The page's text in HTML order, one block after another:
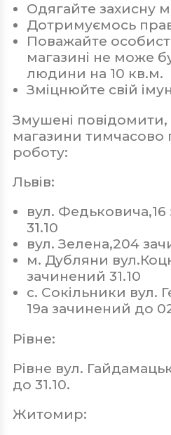
Одягайте захисну
Дотримуємось
Поважайте
магазині не може
людини на 10 кв.м.
Зміцнюйте свій
Змушені повідомити,
магазини
роботу:
Львів:
вул.
31.10
вул. Зелена,204
м. Дубляни
зачинений 31.10
с. Сокільники вул.
19а зачинений до
Рівне:
Рівне вул.
до 31.10.
Житомир: